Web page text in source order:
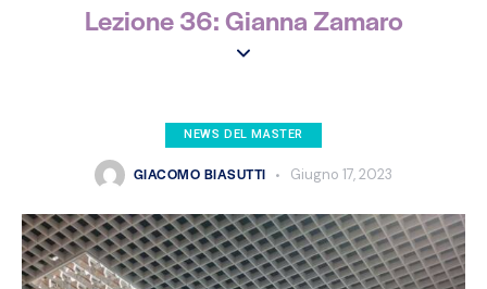
Lezione 36: Gianna Zamaro
NEWS DEL MASTER
GIACOMO BIASUTTI Giugno 17, 2023